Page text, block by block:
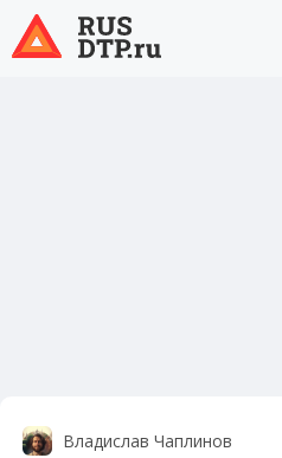
Владислав Чаплинов